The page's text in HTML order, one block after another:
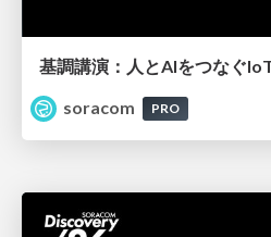
soracom
PRO